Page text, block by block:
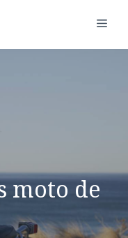
moto de